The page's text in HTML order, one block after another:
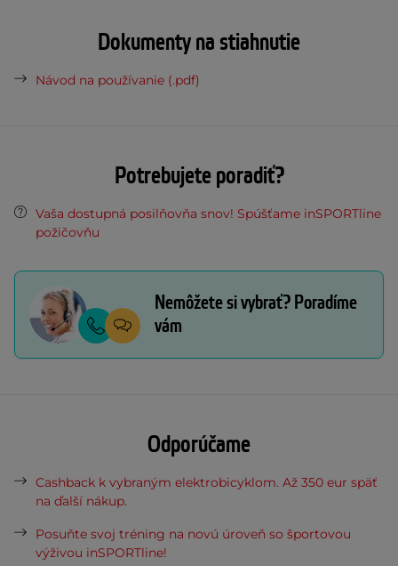
Dokumenty na stiahnutie
Návod na používanie (.pdf)
Potrebujete poradiť?
Vaša dostupná posilňovňa snov! Spúšťame inSPORTline
požičovňu
Nemôžete si vybrať? Poradíme
vám
Odporúčame
Cashback k vybraným elektrobicyklom. Až 350 eur späť
na ďalší nákup.
Posuňte svoj tréning na novú úroveň so športovou
výživou inSPORTline!